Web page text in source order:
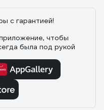
с гарантией!
чтобы
была под рукой